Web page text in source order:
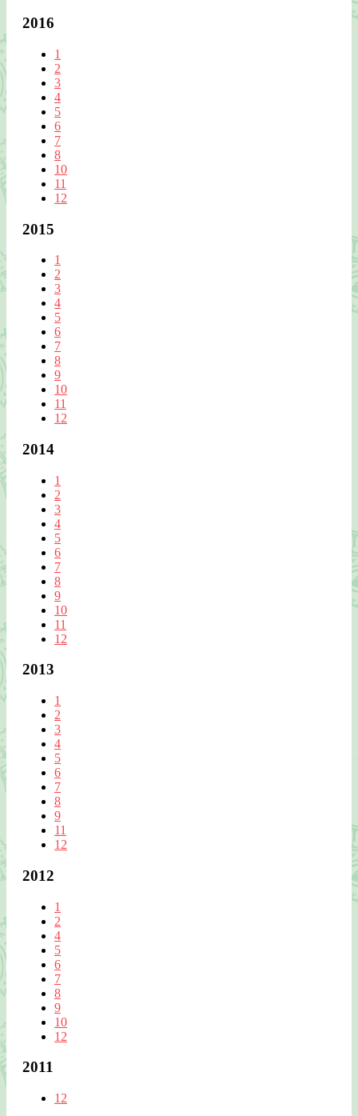
2016
1
2
3
4
5
6
7
8
10
11
12
2015
1
2
3
4
5
6
7
8
9
10
11
12
2014
1
2
3
4
5
6
7
8
9
10
11
12
2013
1
2
3
4
5
6
7
8
9
11
12
2012
1
2
4
5
6
7
8
9
10
12
2011
12